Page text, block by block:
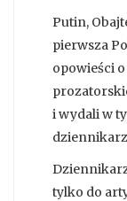
Putin,
pierwsza
opowieści
i wydali w
tylko do